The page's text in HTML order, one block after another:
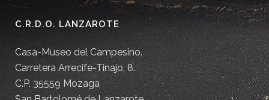
C.R.D.O. LANZAROTE
Casa-Museo del Campesino.
Carretera Arrecife-Tinajo, 8.
C.P. 35559 Mozaga